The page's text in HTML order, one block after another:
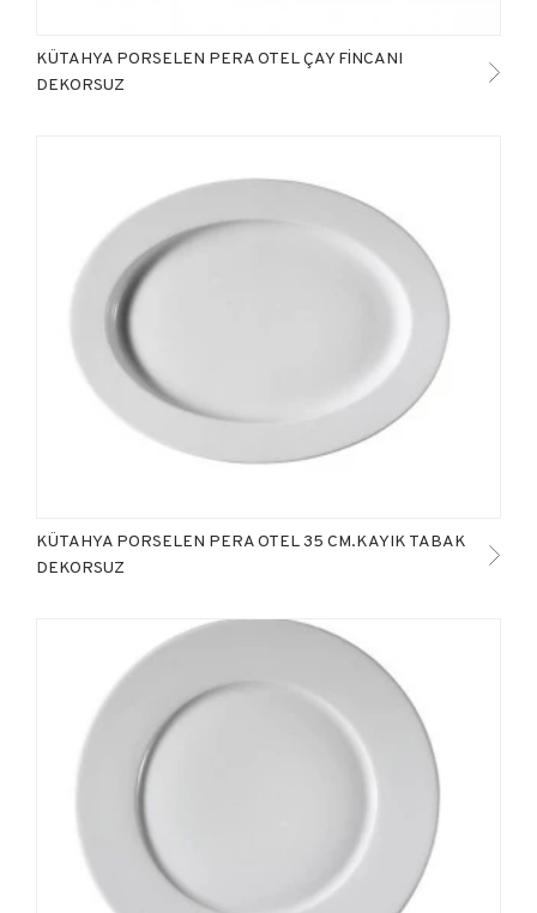
KÜTAHYA PORSELEN PERA OTEL ÇAY FİNCANI
DEKORSUZ
KÜTAHYA PORSELEN PERA OTEL 35 CM.KAYIK TABAK
DEKORSUZ